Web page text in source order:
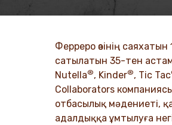
DISCOVER MORE
Ферреро өзінің
сатылатын 35-тен астам
Nutella®, Kinder®, Tic Tac
Collaborators
отбасылық мәдениеті,
адалдыққа ұмтылуға